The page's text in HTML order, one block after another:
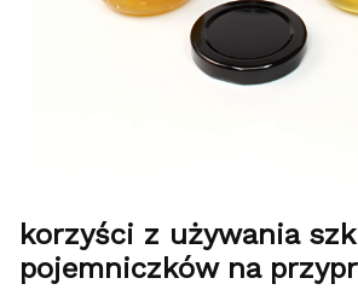
korzyści z używania
pojemniczków na